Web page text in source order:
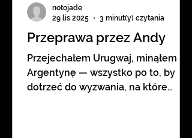
Przeprawa przez Andy
Przejechałem Urugwaj, minąłem
Argentynę — wszystko po to, by
dotrzeć do wyzwania, na które
notojade
29 lis 2025
3 minut(y) czytania